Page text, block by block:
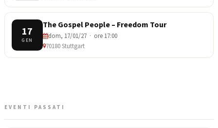
17
GEN
The Gospel People – Freedom Tour
dom, 17/01/27 · ore 17:00
70180 Stuttgart
EVENTI PASSATI